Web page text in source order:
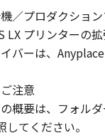
regulations of
to export or re-
the
such laws,
all necessary
UPDATE
CANON'S
／プロダクショ
プリンターの拡
バーは、
注意
概要は、フォル
てください。